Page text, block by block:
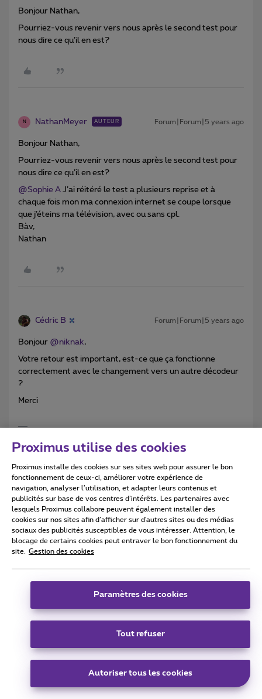
Bonjour Nathan,
Pourriez-vous revenir vers nous après le second test pour
nous dire ce qu’il en est?
N NathanMeyer AUTEUR Forum|Forum|5 years ago
Bonjour Nathan,
Pourriez-vous revenir vers nous après le second test pour
nous dire ce qu’il en est?
@Sophie A J’ai réitéré le test a plusieurs reprise et à
chaque fois mon ma connexion internet se coupe lorsque
que j’éteins ma télévision, avec ou sans cpl.
Bàv,
Nathan
Cédric B Forum|Forum|5 years ago
Bonjour @niknak,
Votre retour est important, est-ce que ça fonctionne
correctement avec le changement vers un autre décodeur
?
Merci
demande d'aide car vous n'allez pas être
pas d'indiquer en "Meilleure Réponse" le post qui a résolu
votre problème ! :)
niknak
Oui ça résout le problème.
Mais avec ma configuration ça entraîné un autre problème,
le décodeur est relier a un routeur (pour plus de câble près
de la TV) et ce dernier n'est pas compatible IGMP snooping.
Proximus utilise des cookies
Proximus installe des cookies sur ses sites web pour assurer le bon
fonctionnement de ceux-ci, améliorer votre expérience de
navigation, analyser l’utilisation, et adapter leurs contenus et
publicités sur base de vos centres d’intérêts. Les partenaires avec
lesquels Proximus collabore peuvent également installer des
cookies sur nos sites afin d’afficher sur d'autres sites ou des médias
sociaux des publicités susceptibles de vous intéresser. Attention, le
blocage de certains cookies peut entraver le bon fonctionnement du
site.
Gestion des cookies
Paramètres des cookies
Tout refuser
Autoriser tous les cookies